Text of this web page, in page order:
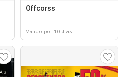
Offcorss
Válido por 10 días